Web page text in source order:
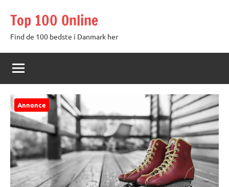
indhold
Top 100 Online
Find de 100 bedste i Danmark her
Annonce